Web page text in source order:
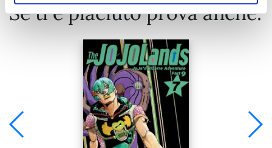
Se ti è piaciuto prova anche: